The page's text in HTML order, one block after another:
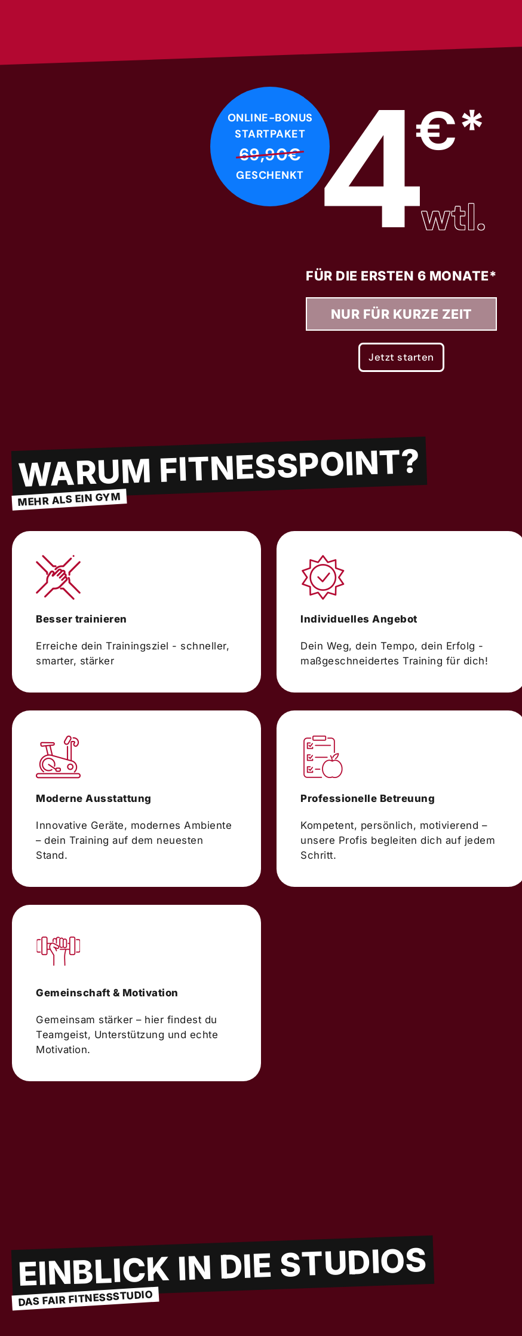
ONLINE-BONUS
STARTPAKET
69,90€
GESCHENKT 4€*
wtl.
FÜR DIE ERSTEN 6 MONATE*
NUR FÜR KURZE ZEIT
Jetzt starten
WARUM FITNESSPOINT?
MEHR ALS EIN GYM
Besser trainieren
Erreiche dein Trainingsziel - schneller,
smarter, stärker
Individuelles Angebot
Dein Weg, dein Tempo, dein Erfolg -
maßgeschneidertes Training für dich!
Moderne Ausstattung
Innovative Geräte, modernes Ambiente
– dein Training auf dem neuesten
Stand.
Professionelle Betreuung
Kompetent, persönlich, motivierend –
unsere Profis begleiten dich auf jedem
Schritt.
Gemeinschaft & Motivation
Gemeinsam stärker – hier findest du
Teamgeist, Unterstützung und echte
Motivation.
EINBLICK IN DIE STUDIOS
DAS FAIR FITNESSSTUDIO